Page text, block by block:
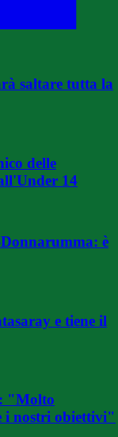
saltare tutta la
delle
14
è
e tiene il
"Molto
i nostri obiettivi"